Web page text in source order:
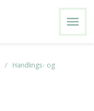
menu
Handlings- og